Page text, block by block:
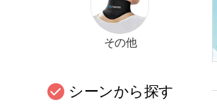
その他
シーンから探す